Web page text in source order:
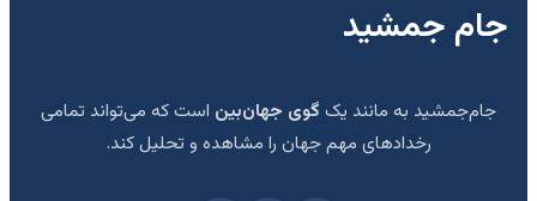
جام جمشید
جام‌جمشید به مانند یک گوی جهان‌بین است که می‌تواند تمامی
رخدادهای مهم جهان را مشاهده و تحلیل کند.